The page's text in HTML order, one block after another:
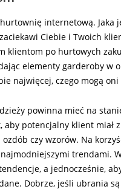
internetową. Jaka
Ciebie i Twoich
klientom po hurtowych
elementy garderoby
najwięcej, czego mogą oni
powinna mieć na
potencjalny klient miał
czy wzorów. Na
trendami.
a jednocześnie,
Dobrze, jeśli ubrania